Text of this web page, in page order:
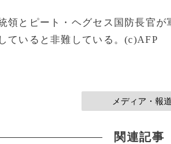
領とピート・ヘグセス国防長官
ていると非難している。(c)AFP
メディア・報
関連記事